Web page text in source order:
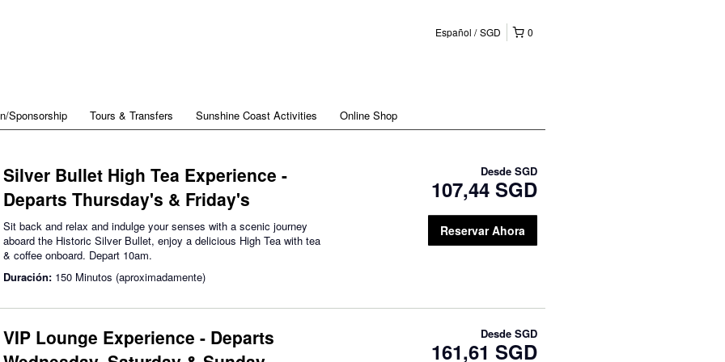
0
Español SGD
Sponsorship Tours & Transfers Sunshine Coast Activities Online Shop
Silver Bullet High Tea Experience -
Departs Thursday's & Friday's
Sit back and relax and indulge your senses with a scenic journey
aboard the Historic Silver Bullet, enjoy a delicious High Tea with tea
& coffee onboard. Depart 10am.
Duración: 150 Minutos (aproximadamente)
Desde SGD
107,44 SGD
Reservar Ahora
VIP Lounge Experience - Departs
Desde SGD
161,61 SGD